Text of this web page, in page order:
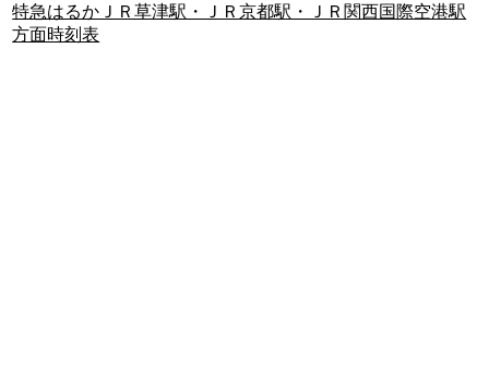
特急はるかＪＲ草津駅・ＪＲ京都駅・ＪＲ関西国際空港駅
方面時刻表